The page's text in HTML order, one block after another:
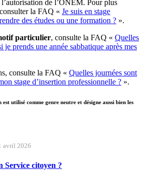
de l’ONEM. Pour plus
la FAQ « Je suis en stage
des études ou une formation ? ».
particulier, consulte la FAQ « Quelles
je prends une année sabbatique après mes
consulte la FAQ « Quelles journées sont
stage d’insertion professionnelle ? ».
est utilisé comme genre neutre et désigne aussi bien les
avril 2026
Service citoyen ?